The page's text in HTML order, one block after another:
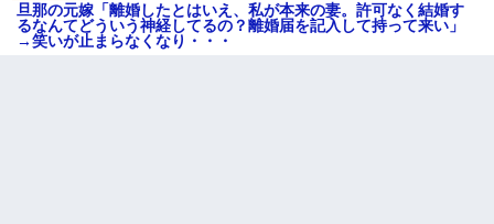
旦那の元嫁「離婚したとはいえ、私が本来の妻。許可なく結婚す
るなんてどういう神経してるの？離婚届を記入して持って来い」
→笑いが止まらなくなり・・・